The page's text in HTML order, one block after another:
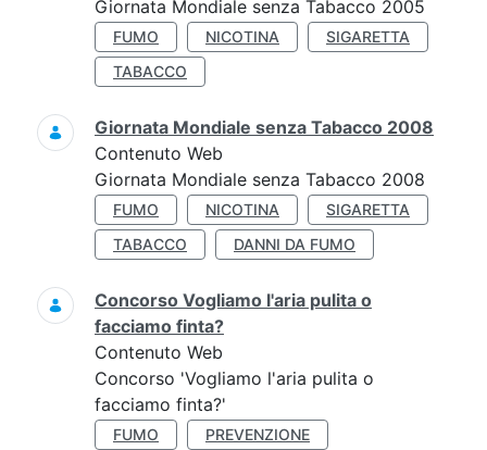
Giornata Mondiale senza Tabacco 2005
FUMO NICOTINA
SIGARETTA
TABACCO
Giornata Mondiale senza Tabacco 2008
Contenuto Web
Giornata Mondiale senza Tabacco 2008
FUMO NICOTINA
SIGARETTA
TABACCO
DANNI DA FUMO
Concorso Vogliamo l'aria pulita o
facciamo finta?
Contenuto Web
Concorso 'Vogliamo l'aria pulita o
facciamo finta?'
FUMO PREVENZIONE